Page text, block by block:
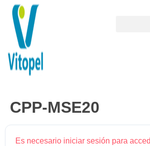
CPP-MSE20
Es necesario iniciar sesión para